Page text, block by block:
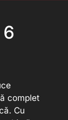
complet
Cu